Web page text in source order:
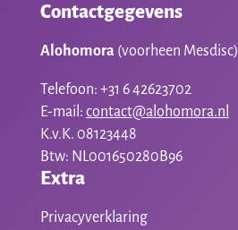
Contactgegevens
Alohomora (voorheen Mesdisc)
Telefoon: +31 6 42623702
E-mail: contact@alohomora.nl
K.v.K. 08123448
Btw: NL001650280B96
Extra
Privacyverklaring